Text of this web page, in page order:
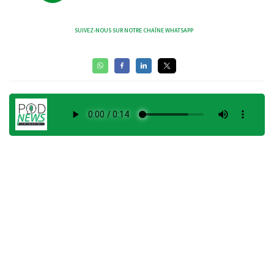
SUIVEZ-NOUS SUR NOTRE CHAÎNE WHATSAPP